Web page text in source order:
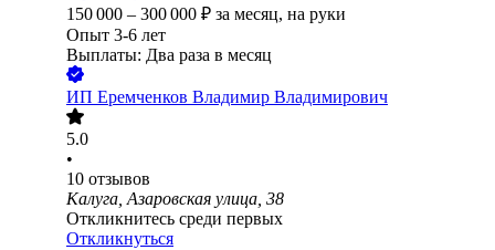
150 000 – 300 000 ₽ за месяц, на руки
Опыт 3-6 лет
Выплаты: Два раза в месяц
ИП Еремченков Владимир Владимирович
5.0
•
10 отзывов
Калуга, Азаровская улица, 38
Откликнитесь среди первых
Откликнуться